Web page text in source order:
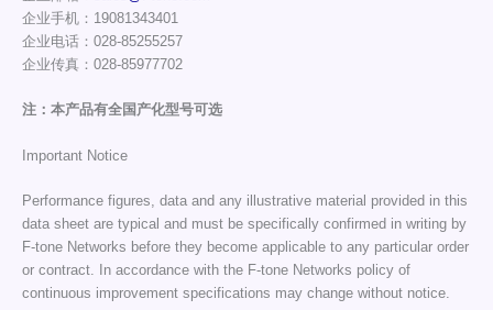
企业手机：19081343401
企业电话：028-85255257
企业传真：028-85977702
注：本产品有全国产化型号可选
Important Notice
Performance figures, data and any illustrative material provided in this
data sheet are typical and must be specifically confirmed in writing by
F-tone Networks before they become applicable to any particular order
or contract. In accordance with the F-tone Networks policy of
continuous improvement specifications may change without notice.